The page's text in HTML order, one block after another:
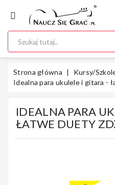
KATEGORIA
Ukulele
Gitary
Strona główna Kursy/
Idealna para ukulele i gitara -
IDEALNA PARA
ŁATWE DUETY